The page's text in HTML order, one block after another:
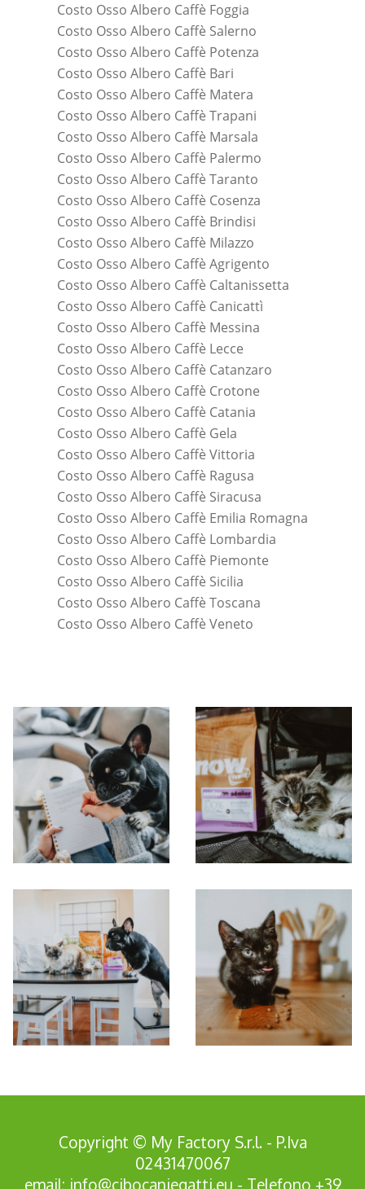
Costo Osso Albero Caffè Foggia
Costo Osso Albero Caffè Salerno
Costo Osso Albero Caffè Potenza
Costo Osso Albero Caffè Bari
Costo Osso Albero Caffè Matera
Costo Osso Albero Caffè Trapani
Costo Osso Albero Caffè Marsala
Costo Osso Albero Caffè Palermo
Costo Osso Albero Caffè Taranto
Costo Osso Albero Caffè Cosenza
Costo Osso Albero Caffè Brindisi
Costo Osso Albero Caffè Milazzo
Costo Osso Albero Caffè Agrigento
Costo Osso Albero Caffè Caltanissetta
Costo Osso Albero Caffè Canicattì
Costo Osso Albero Caffè Messina
Costo Osso Albero Caffè Lecce
Costo Osso Albero Caffè Catanzaro
Costo Osso Albero Caffè Crotone
Costo Osso Albero Caffè Catania
Costo Osso Albero Caffè Gela
Costo Osso Albero Caffè Vittoria
Costo Osso Albero Caffè Ragusa
Costo Osso Albero Caffè Siracusa
Costo Osso Albero Caffè Emilia Romagna
Costo Osso Albero Caffè Lombardia
Costo Osso Albero Caffè Piemonte
Costo Osso Albero Caffè Sicilia
Costo Osso Albero Caffè Toscana
Costo Osso Albero Caffè Veneto
Copyright © My Factory S.r.l. - P.Iva
02431470067
email: info@cibocaniegatti.eu - Telefono +39